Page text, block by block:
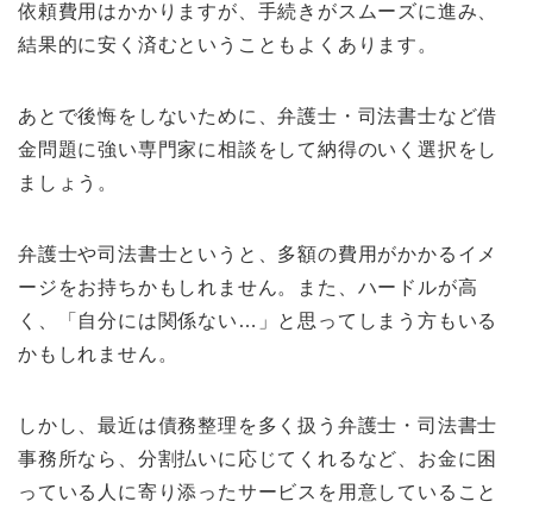
依頼費用はかかりますが、手続きがスムーズに進み、
結果的に安く済むということもよくあります。
あとで後悔をしないために、弁護士・司法書士など借
金問題に強い専門家に相談をして納得のいく選択をし
ましょう。
弁護士や司法書士というと、多額の費用がかかるイメ
ージをお持ちかもしれません。また、ハードルが高
く、「自分には関係ない…」と思ってしまう方もいる
かもしれません。
しかし、最近は債務整理を多く扱う弁護士・司法書士
事務所なら、分割払いに応じてくれるなど、お金に困
っている人に寄り添ったサービスを用意していること